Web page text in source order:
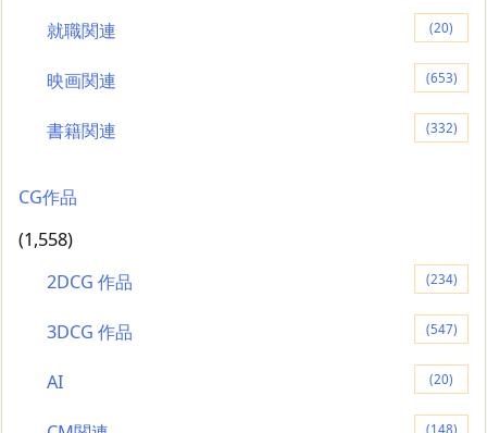
就職関連 (20)
映画関連 (653)
書籍関連 (332)
CG作品
(1,558)
2DCG 作品
(234)
3DCG 作品 (547)
AI (20)
(148)